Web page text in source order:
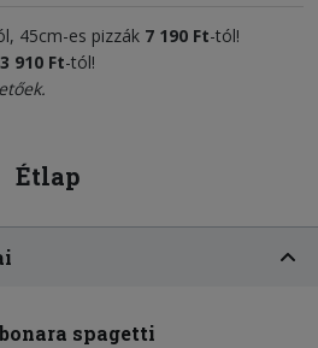
45cm-es pizzák 7 190 Ft-tól!
3 910 Ft-tól!
Étlap
spagetti